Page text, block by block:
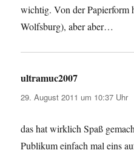
wichtig. Von der Papierform
Wolfsburg), aber aber…
ultramuc2007
29. August 2011 um 10:37 Uhr
das hat wirklich Spaß
Publikum einfach mal eins